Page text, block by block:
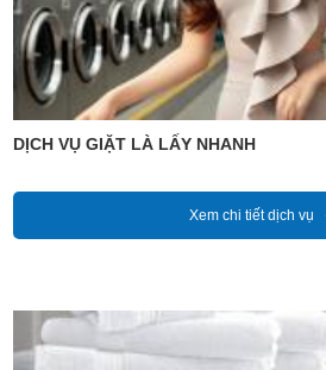
DỊCH VỤ GIẶT LÀ LẤY NHANH
Xem chi tiết dịch vụ